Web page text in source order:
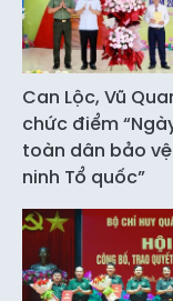
Can Lộc, Vũ
chức điểm
toàn dân bảo
ninh Tổ quốc”